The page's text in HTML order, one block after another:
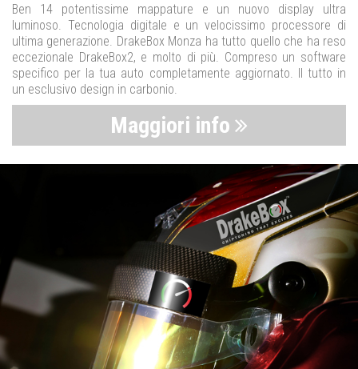
Ben 14 potentissime mappature e un nuovo display ultra
luminoso. Tecnologia digitale e un velocissimo processore di
ultima generazione. DrakeBox Monza ha tutto quello che ha reso
eccezionale DrakeBox2, e molto di più. Compreso un software
specifico per la tua auto completamente aggiornato. Il tutto in
un esclusivo design in carbonio.
Maggiori info